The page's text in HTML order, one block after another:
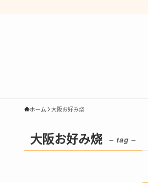
ホーム 大阪お好み烧
大阪お好み烧 – tag –